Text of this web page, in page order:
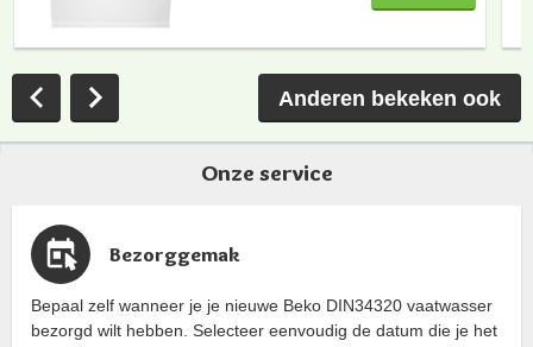
Anderen bekeken ook
Onze service
Bezorggemak
Bepaal zelf wanneer je je nieuwe Beko DIN34320 vaatwasser
bezorgd wilt hebben. Selecteer eenvoudig de datum die je het